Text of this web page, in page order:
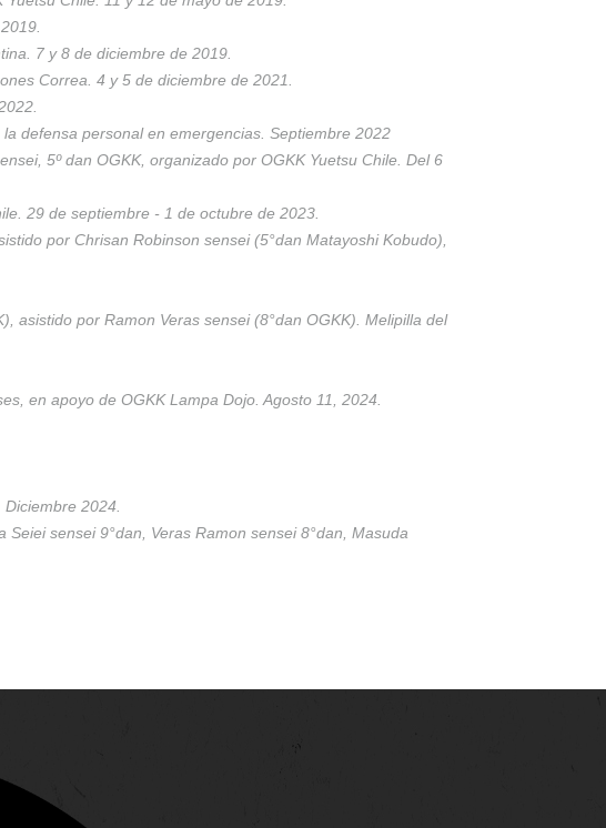
7 y 8 de diciembre de 2019.
Correa. 4 y 5 de diciembre de 2021.
defensa personal en emergencias. Septiembre 2022
5º dan OGKK, organizado por OGKK Yuetsu Chile. Del 6
29 de septiembre - 1 de octubre de 2023.
por Chrisan Robinson sensei (5°dan Matayoshi Kobudo),
asistido por Ramon Veras sensei (8°dan OGKK). Melipilla del
en apoyo de OGKK Lampa Dojo. Agosto 11, 2024.
2024.
sensei 9°dan, Veras Ramon sensei 8°dan, Masuda